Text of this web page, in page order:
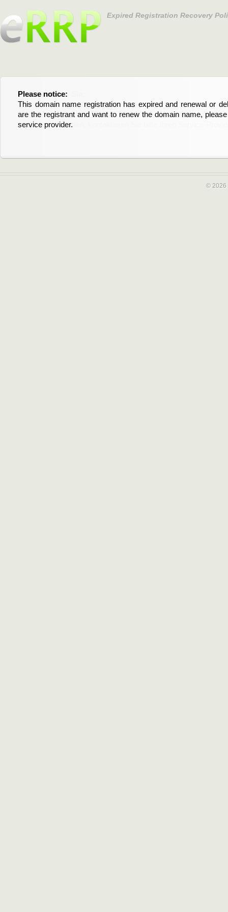
Expired Registration Recovery
Please notice:
This domain name registration has expired and renewal or
are the registrant and want to renew the domain name,
service provider.
Bitte beachten Sie:
Diese Domainregistrierung ist abgelaufen und die
Domain stehen an. Wenn Sie der Registrant sind und
verlängern möchten, kontaktieren Sie bitte Ihren Service-
© 2026